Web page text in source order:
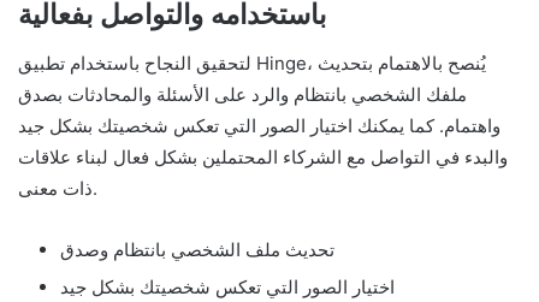
باستخدامه والتواصل بفعالية
لتحقيق النجاح باستخدام تطبيق Hinge، يُنصح بالاهتمام بتحديث
ملفك الشخصي بانتظام والرد على الأسئلة والمحادثات بصدق
واهتمام. كما يمكنك اختيار الصور التي تعكس شخصيتك بشكل جيد
والبدء في التواصل مع الشركاء المحتملين بشكل فعال لبناء علاقات
ذات معنى.
تحديث ملف الشخصي بانتظام وصدق
اختيار الصور التي تعكس شخصيتك بشكل جيد